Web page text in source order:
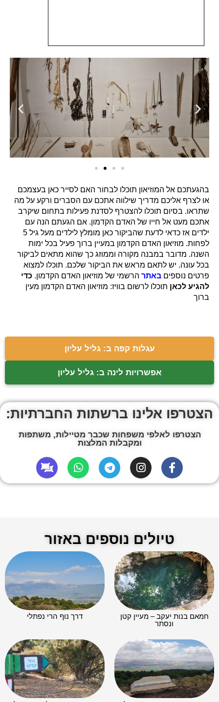
בהגעתכם אל המוזיאון תוכלו לבחור האם לסייר כאן בעצמכם
או לצרף אליכם מדריך שילווה אתכם עם הסברים ורקע על מה
שתראו. בסיום תוכלו להצטרף לסדנת פעילות בתחום שיקרב
אתכם מעט אל חייו של האדם הקדמון. אם הגעתם הנה עם
ילדים אז כדאי לדעת שהביקור כאן מומלץ לילדים מעל גיל 5
לפחות. מוזיאון האדם הקדמון במעיין ברוך פעיל בכל ימות
השנה. מדובר במבנה מקורה וממוזג כך שהוא מתאים לביקור
בכל עונה. יש לתאם מראש את הביקור שלכם. תוכלו למצוא
פרטים נוספים באתר הרשמי של מוזיאון האדם הקדמון. כדי
להגיע לכאן תוכלו לרשום בוויז: מוזיאון האדם הקדמון מעין
ברוך
עגלות קפה ב: גליל עליון
אפשרויות לינה ב: גליל עליון
הצטרפו אלינו ברשתות החברתיות:
הצטרפו לאלפי משפחות שכבר מטיילות, משתפות
ומקבלות המלצות
טיולים נוספים באזור
חמאם בנות יעקב – מעיין קטן
ונסתר​
דרך נוף הרי נפתלי